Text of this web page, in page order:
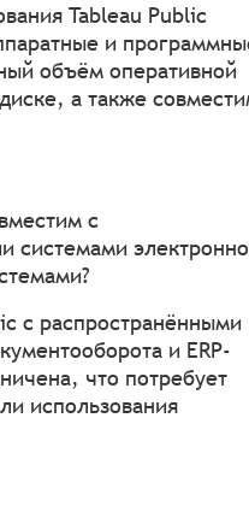
Tableau Public
и
объём оперативной
а также
с
системами
с распространёнными
и ERP-
что потребует
использования